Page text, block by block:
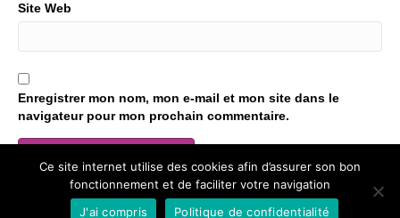
Site Web
Enregistrer mon nom, mon e-mail et mon site dans le
navigateur pour mon prochain commentaire.
Ce site utilise Akismet pour réduire les indésirables.En savoir
plus sur comment les données de vos commentaires sont
Ce site internet utilise des cookies afin d’assurer son bon
fonctionnement et de faciliter votre navigation
J'ai compris
Politique de confidentialité